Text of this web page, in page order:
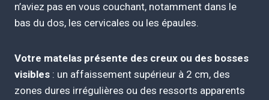
n’aviez pas en vous couchant, notamment dans le
bas du dos, les cervicales ou les épaules.
Votre matelas présente des creux ou des bosses
visibles : un affaissement supérieur à 2 cm, des
zones dures irrégulières ou des ressorts apparents